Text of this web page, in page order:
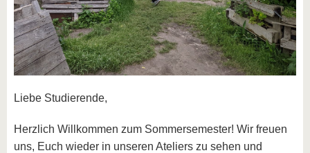
Liebe Studierende,
Herzlich Willkommen zum Sommersemester! Wir freuen
uns, Euch wieder in unseren Ateliers zu sehen und